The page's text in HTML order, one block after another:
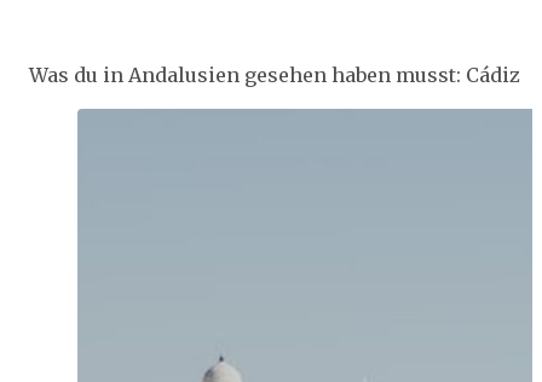
Was du in Andalusien gesehen haben musst: Cádiz